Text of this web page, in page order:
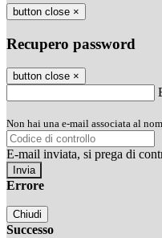
button close ×
Recupero password
button close ×
Non hai una e-mail associata al
E-mail inviata, si prega di
Errore
Chiudi
Successo